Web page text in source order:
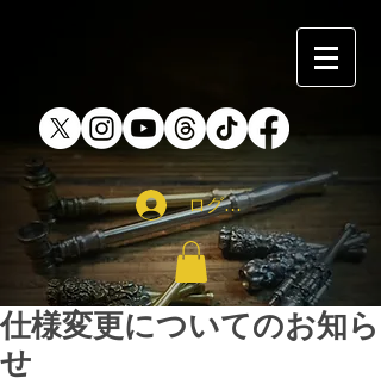
ログイン
仕様変更についてのお知ら
せ